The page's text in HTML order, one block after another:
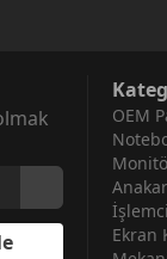
OEM
İşlemci
Ekran